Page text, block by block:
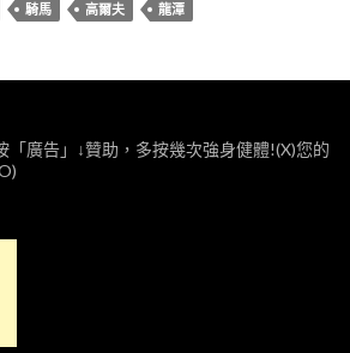
騎馬 高爾夫 龍潭
「廣告」↓贊助，多按幾次強身健體!(X)您的